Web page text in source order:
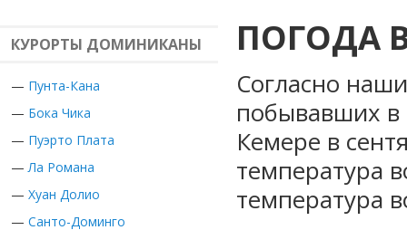
КУРОРТЫ ДОМИНИКАНЫ
— Пунта-Кана
— Бока Чика
— Пуэрто Плата
—Ла Романа
— Хуан Долио
— Санто-Доминго
ПОГОДА
Согласно
побывавших в
Кемере в
температура
температура